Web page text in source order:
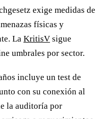
exige medidas de
físicas y
La KritisV sigue
umbrales por sector.
incluye un test de
con su conexión al
la auditoría por